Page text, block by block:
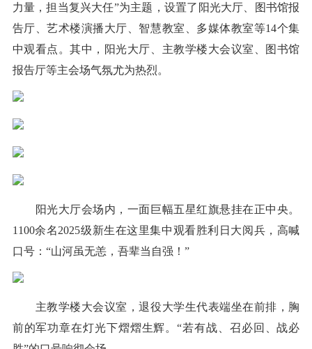
力量，担当复兴大任”为主题，设置了阳光大厅、图书馆报
告厅、艺术楼演播大厅、智慧教室、多媒体教室等14个集
中观看点。其中，阳光大厅、主教学楼大会议室、图书馆
报告厅等主会场气氛尤为热烈。
阳光大厅会场内，一面巨幅五星红旗悬挂在正中央。
1100余名2025级新生在这里集中观看胜利日大阅兵，高喊
口号：“山河虽无恙，吾辈当自强！”
主教学楼大会议室，退役大学生代表端坐在前排，胸
前的军功章在灯光下熠熠生辉。“若有战、召必回、战必